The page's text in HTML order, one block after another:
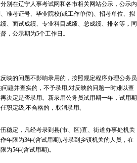
别在辽宁人事考试网和各市相关网站公示，公示内
准考证号、毕业院校(或工作单位)、招考单位、拟
、面试成绩、专业科目成绩、总成绩、排名等，同
，公示期为5个工作日。
的问题不影响录用的，按照规定程序办理公务员
题并查实的，不予录用;对反映的问题一时难以查
决定是否录用。新录用公务员试用期一年，试用期
职定级;不合格的，取消录用。
定，凡经考录到县(市、区)直、街道办事处机关
年限为3年(含试用期);考录到乡镇机关的人员，在
为5年(含试用期)。